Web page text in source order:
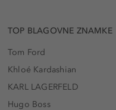
TOP BLAGOVNE ZNAMKE
Tom Ford
Khloé Kardashian
KARL LAGERFELD
Hugo Boss